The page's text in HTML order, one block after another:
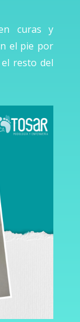
curas y
el pie por
resto del